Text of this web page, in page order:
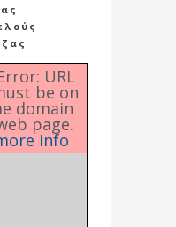
URL
be on
domain
page.
info